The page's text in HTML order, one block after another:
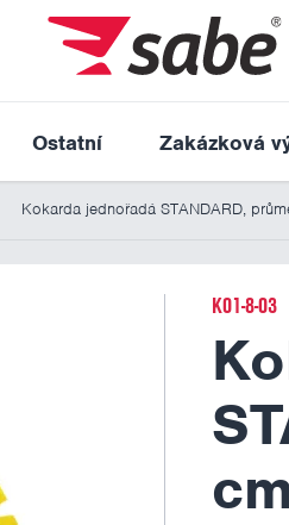
Ostatní Zakázková
Kokarda jednořadá STANDARD,
K01-8-03